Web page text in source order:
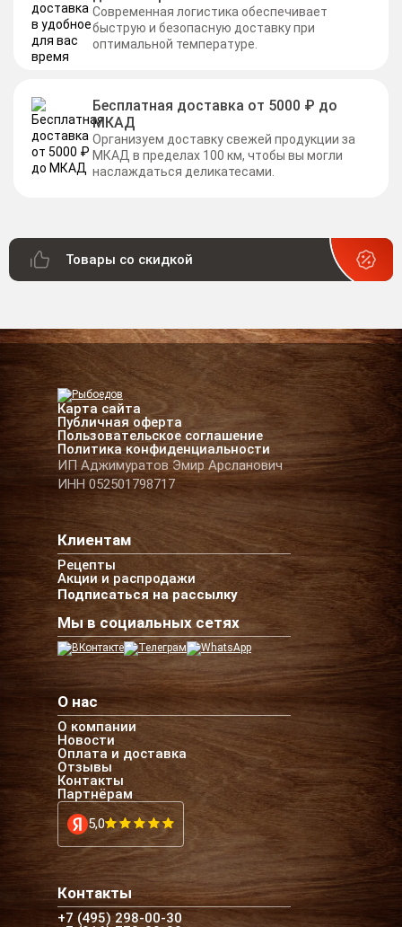
Современная логистика обеспечивает
быструю и безопасную доставку при
оптимальной температуре.
Бесплатная доставка от 5000 ₽ до
МКАД
Организуем доставку свежей продукции за
МКАД в пределах 100 км, чтобы вы могли
наслаждаться деликатесами.
Товары со скидкой
Карта сайта
Публичная оферта
Пользовательское соглашение
Политика конфиденциальности
ИП Аджимуратов Эмир Арсланович
ИНН 052501798717
Клиентам
Рецепты
Акции и распродажи
Подписаться на рассылку
Мы в социальных сетях
О нас
О компании
Новости
Оплата и доставка
Отзывы
Контакты
Партнёрам
5,0
Контакты
+7 (495) 298-00-30